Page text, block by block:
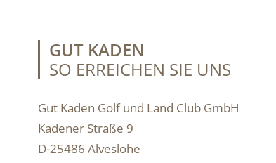
GUT KADEN
SO ERREICHEN SIE UNS
Gut Kaden Golf und Land Club GmbH
Kadener Straße 9
D-25486 Alveslohe